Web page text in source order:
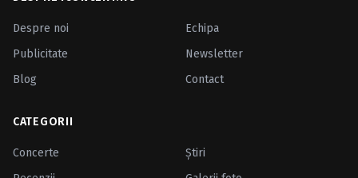
Despre noi
Echipa
Publicitate
Newsletter
Blog
Contact
CATEGORII
Concerte
Ştiri